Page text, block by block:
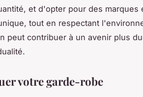
et d'opter pour des
tout en respectant
peut contribuer à un avenir plus
votre garde-robe